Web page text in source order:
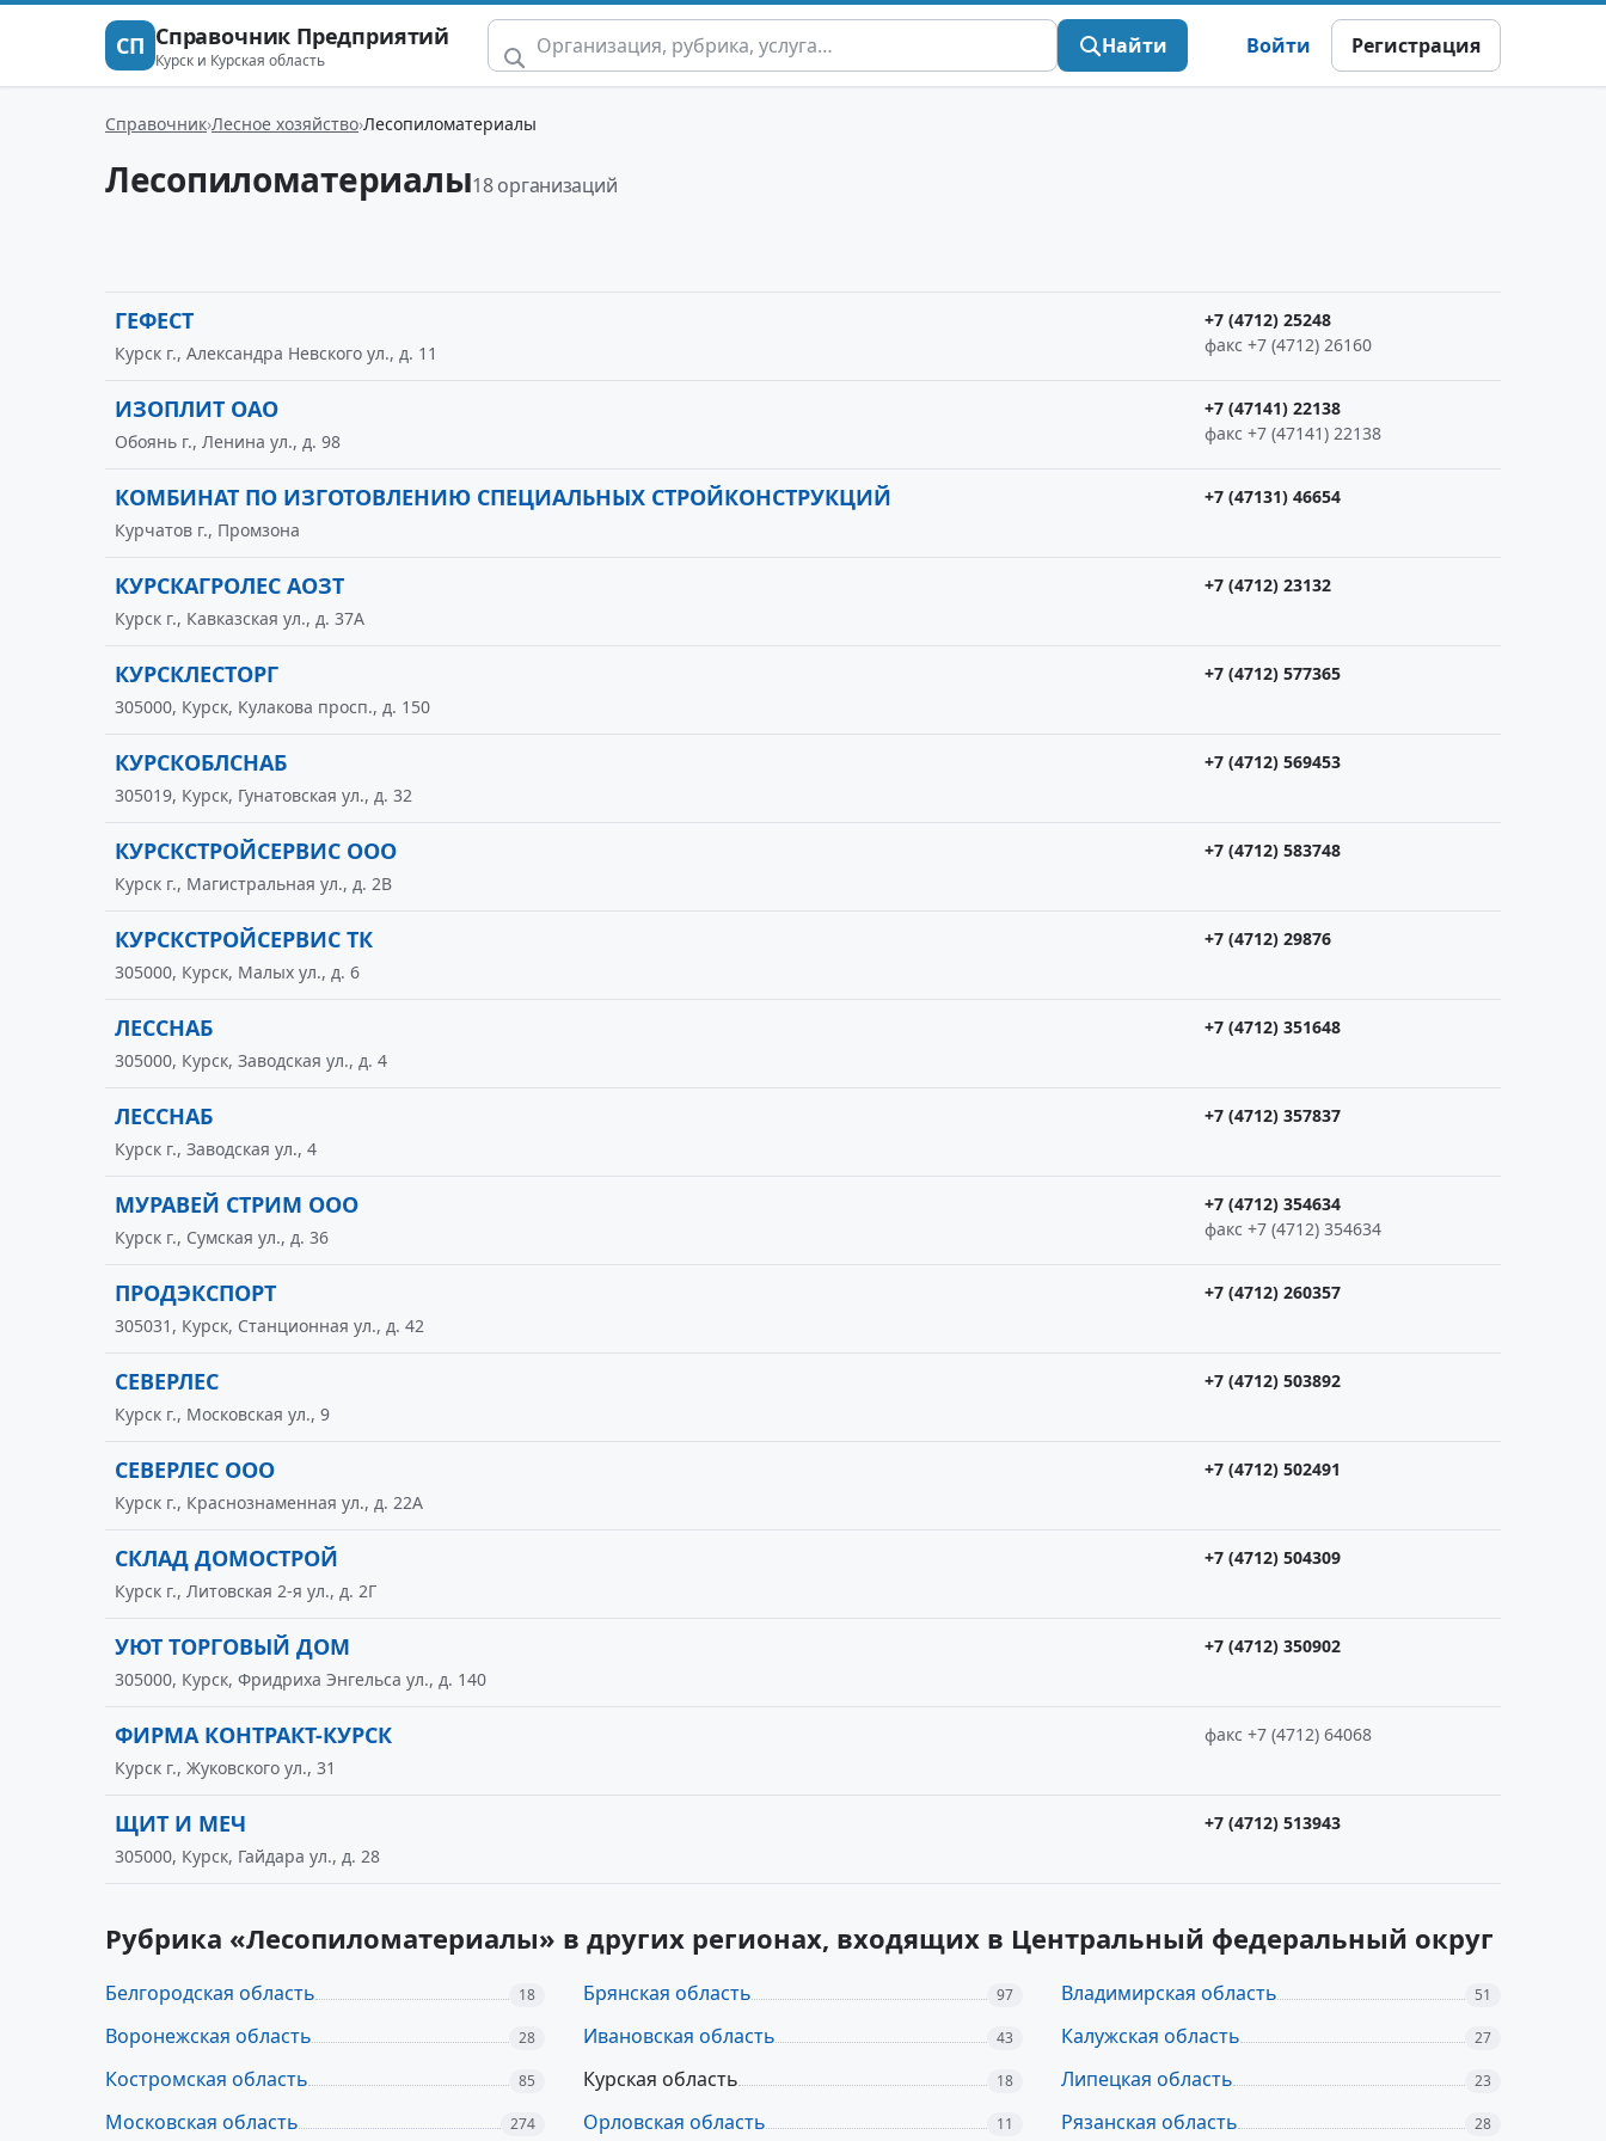
СП Справочник Предприятий
Курск и Курская область
Найти Войти Регистрация
Справочник Лесное хозяйство Лесопиломатериалы
Лесопиломатериалы18 организаций
ГЕФЕСТ
+7 (4712) 25248
факс +7 (4712) 26160
Курск г., Александра Невского ул., д. 11
ИЗОПЛИТ ОАО
+7 (47141) 22138
факс +7 (47141) 22138
Обоянь г., Ленина ул., д. 98
КОМБИНАТ ПО ИЗГОТОВЛЕНИЮ СПЕЦИАЛЬНЫХ СТРОЙКОНСТРУКЦИЙ
+7 (47131) 46654
Курчатов г., Промзона
КУРСКАГРОЛЕС АОЗТ
+7 (4712) 23132
Курск г., Кавказская ул., д. 37А
КУРСКЛЕСТОРГ
+7 (4712) 577365
305000, Курск, Кулакова просп., д. 150
КУРСКОБЛСНАБ
+7 (4712) 569453
305019, Курск, Гунатовская ул., д. 32
КУРСКСТРОЙСЕРВИС ООО
+7 (4712) 583748
Курск г., Магистральная ул., д. 2В
КУРСКСТРОЙСЕРВИС ТК
+7 (4712) 29876
305000, Курск, Малых ул., д. 6
ЛЕССНАБ
+7 (4712) 351648
305000, Курск, Заводская ул., д. 4
ЛЕССНАБ
+7 (4712) 357837
Курск г., Заводская ул., 4
МУРАВЕЙ СТРИМ ООО
+7 (4712) 354634
факс +7 (4712) 354634
Курск г., Сумская ул., д. 36
ПРОДЭКСПОРТ
+7 (4712) 260357
305031, Курск, Станционная ул., д. 42
СЕВЕРЛЕС
+7 (4712) 503892
Курск г., Московская ул., 9
СЕВЕРЛЕС ООО
+7 (4712) 502491
Курск г., Краснознаменная ул., д. 22А
СКЛАД ДОМОСТРОЙ
+7 (4712) 504309
Курск г., Литовская 2-я ул., д. 2Г
УЮТ ТОРГОВЫЙ ДОМ
+7 (4712) 350902
305000, Курск, Фридриха Энгельса ул., д. 140
ФИРМА КОНТРАКТ-КУРСК
факс +7 (4712) 64068
Курск г., Жуковского ул., 31
ЩИТ И МЕЧ
+7 (4712) 513943
305000, Курск, Гайдара ул., д. 28
Рубрика «Лесопиломатериалы» в других регионах, входящих в Центральный федеральный округ
Белгородская область 18 Брянская область 97 Владимирская область 51
Воронежская область 28 Ивановская область 43 Калужская область 27
Костромская область 85 Курская область 18 Липецкая область 23
Московская область 274 Орловская область 11 Рязанская область 28